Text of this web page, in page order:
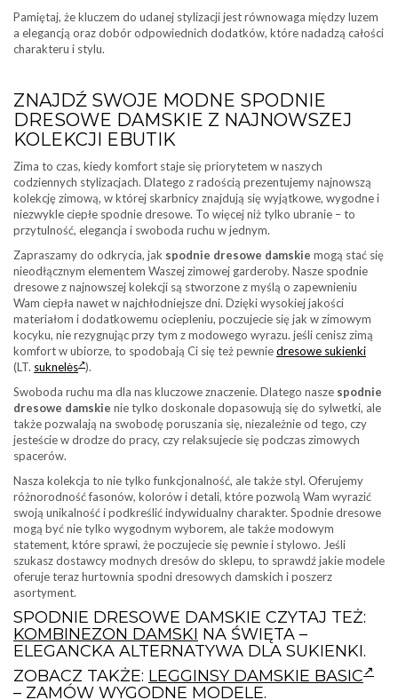
Pamiętaj, że kluczem do udanej stylizacji jest równowaga między luzem
a elegancją oraz dobór odpowiednich dodatków, które nadadzą całości
charakteru i stylu.
ZNAJDŹ SWOJE MODNE SPODNIE
DRESOWE DAMSKIE Z NAJNOWSZEJ
KOLEKCJI EBUTIK
Zima to czas, kiedy komfort staje się priorytetem w naszych
codziennych stylizacjach. Dlatego z radością prezentujemy najnowszą
kolekcję zimową, w której skarbnicy znajdują się wyjątkowe, wygodne i
niezwykle ciepłe spodnie dresowe. To więcej niż tylko ubranie – to
przytulność, elegancja i swoboda ruchu w jednym.
Zapraszamy do odkrycia, jak spodnie dresowe damskie mogą stać się
nieodłącznym elementem Waszej zimowej garderoby. Nasze spodnie
dresowe z najnowszej kolekcji są stworzone z myślą o zapewnieniu
Wam ciepła nawet w najchłodniejsze dni. Dzięki wysokiej jakości
materiałom i dodatkowemu ociepleniu, poczujecie się jak w zimowym
kocyku, nie rezygnując przy tym z modowego wyrazu. jeśli cenisz zimą
komfort w ubiorze, to spodobają Ci się też pewniedresowe sukienki
(LT. suknelės ).
Swoboda ruchu ma dla nas kluczowe znaczenie. Dlatego nasze spodnie
dresowe damskie nie tylko doskonale dopasowują się do sylwetki, ale
także pozwalają na swobodę poruszania się, niezależnie od tego, czy
jesteście w drodze do pracy, czy relaksujecie się podczas zimowych
spacerów.
Nasza kolekcja to nie tylko funkcjonalność, ale także styl. Oferujemy
różnorodność fasonów, kolorów i detali, które pozwolą Wam wyrazić
swoją unikalność i podkreślić indywidualny charakter. Spodnie dresowe
mogą być nie tylko wygodnym wyborem, ale także modowym
statement, które sprawi, że poczujecie się pewnie i stylowo. Jeśli
szukasz dostawcy modnych dresów do sklepu, to sprawdź jakie modele
oferuje teraz hurtownia spodni dresowych damskich i poszerz
asortyment.
SPODNIE DRESOWE DAMSKIE CZYTAJ TEŻ:
KOMBINEZON DAMSKI NA ŚWIĘTA –
ELEGANCKA ALTERNATYWA DLA SUKIENKI.
ZOBACZ TAKŻE: LEGGINSY DAMSKIE BASIC
– ZAMÓW WYGODNE MODELE.